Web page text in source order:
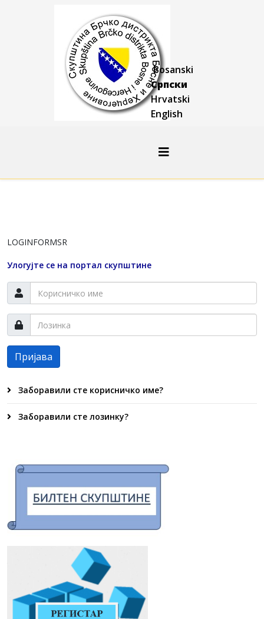
Bosanski
Српски
Hrvatski
English
LOGINFORMSR
Улогујте се на портал скупштине
Пријава
Заборавили сте корисничко име?
Заборавили сте лозинку?